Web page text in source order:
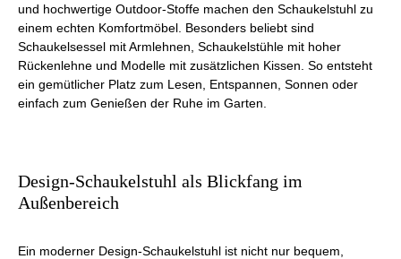
und hochwertige Outdoor-Stoffe machen den Schaukelstuhl zu
einem echten Komfortmöbel. Besonders beliebt sind
Schaukelsessel mit Armlehnen, Schaukelstühle mit hoher
Rückenlehne und Modelle mit zusätzlichen Kissen. So entsteht
ein gemütlicher Platz zum Lesen, Entspannen, Sonnen oder
einfach zum Genießen der Ruhe im Garten.
Design-Schaukelstuhl als Blickfang im
Außenbereich
Ein moderner Design-Schaukelstuhl ist nicht nur bequem,